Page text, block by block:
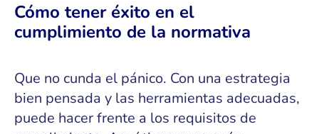
Cómo tener éxito en el
cumplimiento de la normativa
Que no cunda el pánico. Con una estrategia
bien pensada y las herramientas adecuadas,
puede hacer frente a los requisitos de